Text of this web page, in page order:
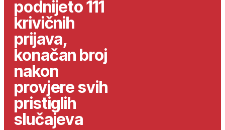
podnijeto 111
krivičnih
prijava,
konačan broj
nakon
provjere svih
pristiglih
slučajeva